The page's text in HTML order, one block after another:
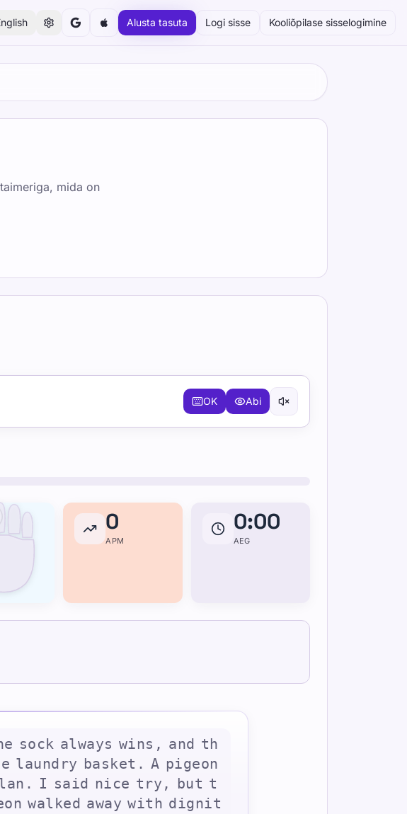
Alusta tasuta Logi sisse Kooliõpilase sisselogimine
mida on
OK Abi
0
APM
0:00
AEG
e sock always wins , and th
e laund ry basket . A pigeon
an . I said nice t ry , but t
on wal ked away wit h dignit